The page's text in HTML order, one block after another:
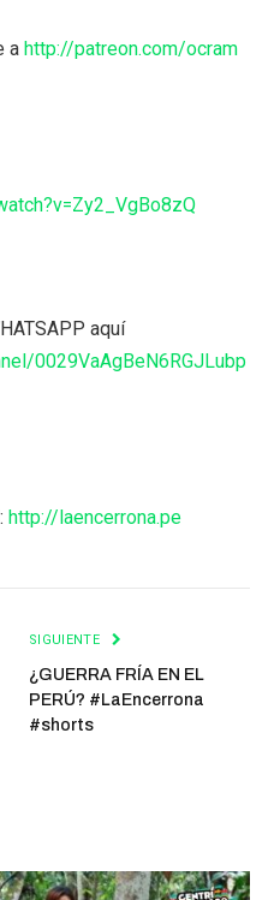
a http://patreon.com/ocram
aquí
0029VaAgBeN6RGJLubp
http://laencerrona.pe
SIGUIENTE
¿GUERRA FRÍA EN EL
PERÚ? #LaEncerrona
#shorts